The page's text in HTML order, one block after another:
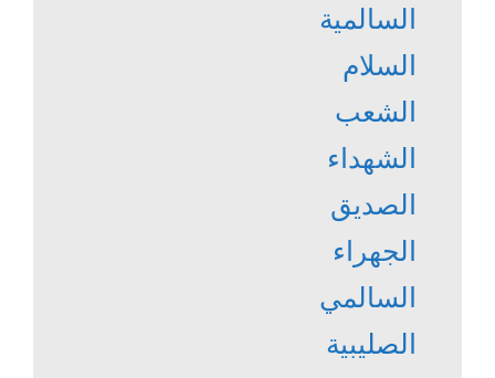
السالمية
السلام
الشعب
الشهداء
الصديق
الجهراء
السالمي
الصليبية